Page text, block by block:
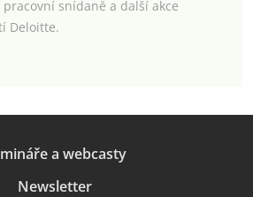
snídaně a další akce
Deloitte.
a webcasty
Newsletter